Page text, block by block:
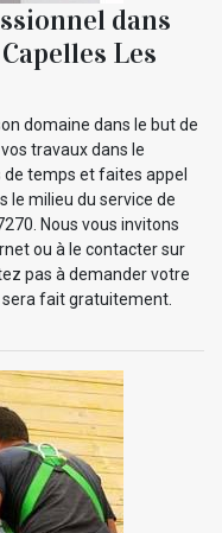
dans
Les
domaine dans le but de
travaux dans le
temps et faites appel
le milieu du service de
Nous vous invitons
ou à le contacter sur
pas à demander votre
fait gratuitement.